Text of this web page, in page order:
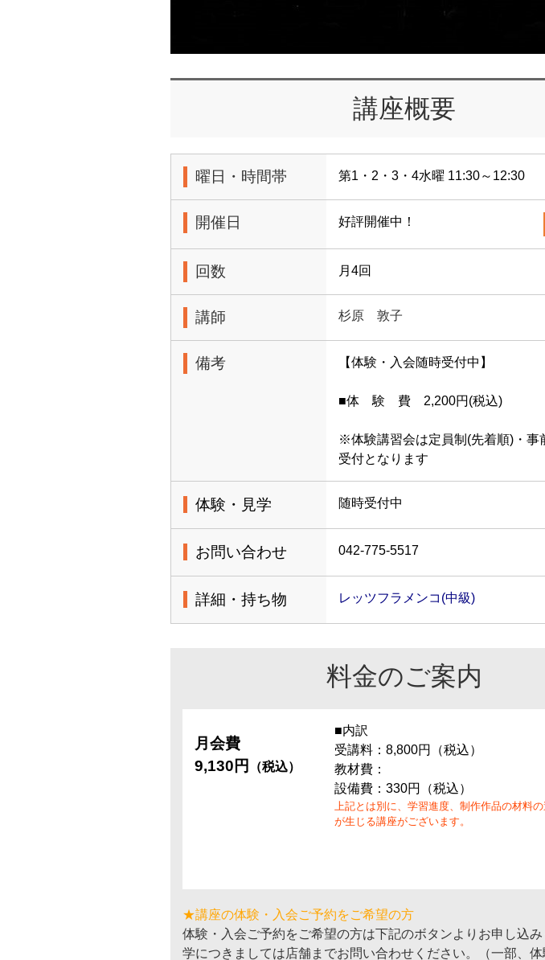
講座概要
曜日・時間帯 第1・2・3・4水曜 11:30～12:30
開催日 好評開催中！
回数 月4回
講師 杉原 敦子
備考 【体験・入会随時受付中】
■体 験 費 2,200円(税込)
※体験講習会は定員制(先着順)・事
受付となります
体験・見学 随時受付中
お問い合わせ 042-775-5517
詳細・持ち物 レッツフラメンコ(中級)
料金のご案内
月会費
9,130円
（税込）
■内訳
受講料：8,800円（税込）
教材費：
設備費：330円（税込）
上記とは別に、学習進度、制作作品の材料
が生じる講座がございます。
★講座の体験・入会ご予約をご希望の方
体験・入会ご予約をご希望の方は下記のボタンよりお申し込
学につきましては店舗までお問い合わせください。（一部、